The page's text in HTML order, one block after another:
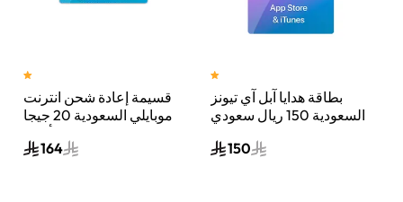
قسيمة إعادة شحن انترنت
موبايلي السعودية 20 جيجا
بايت لمدة شهر واحد أزرق
164
بطاقة هدايا آبل آي تيونز
السعودية 150 ريال سعودي
الإلكتروني أزرق/وردي
150